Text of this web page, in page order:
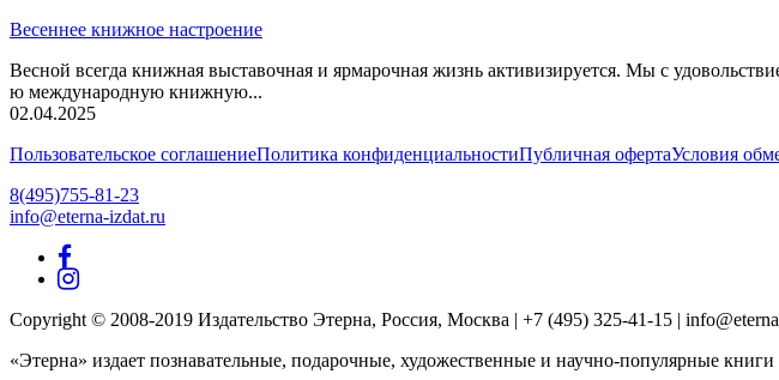
Весеннее книжное настроение
Весной всегда книжная выставочная и ярмарочная жизнь активизируется. Мы с
ю международную книжную...
02.04.2025
Пользовательское соглашениеПолитика конфиденциальностиПубличная офертаУсловия
8(495)755-81-23
info@eterna-izdat.ru
Copyright © 2008-2019 Издательство Этерна, Россия, Москва | +7 (495) 325-41-15 |
«Этерна» издает познавательные, подарочные, художественные и научно-популярные